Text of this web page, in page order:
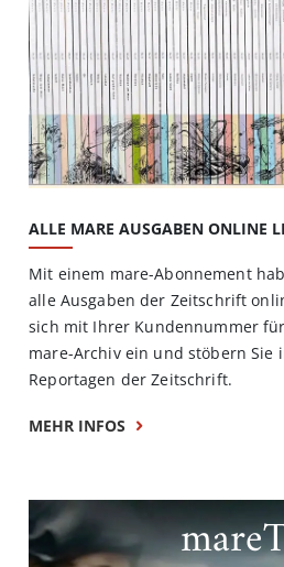
ALLE MARE AUSGABEN ONLINE
Mit einem mare-Abonnement
alle Ausgaben der Zeitschrift
sich mit Ihrer Kundennummer
mare-Archiv ein und stöbern Sie
Reportagen der Zeitschrift.
MEHR INFOS